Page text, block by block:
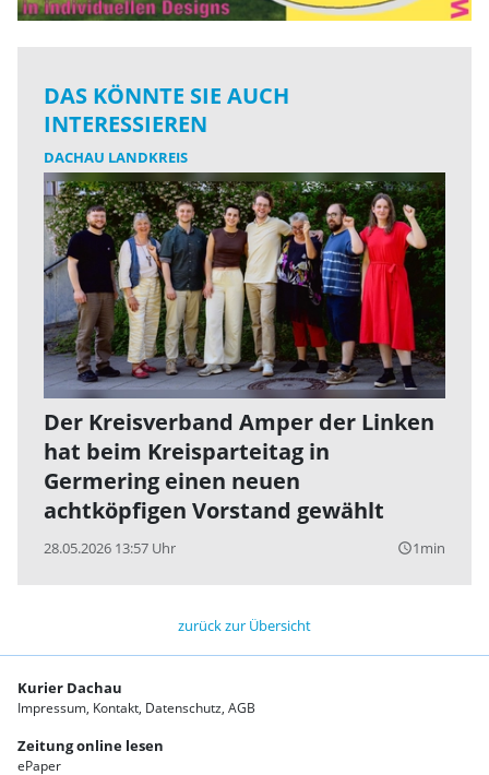
DAS KÖNNTE SIE AUCH
INTERESSIEREN
DACHAU LANDKREIS
Der Kreisverband Amper der Linken
hat beim Kreisparteitag in
Germering einen neuen
achtköpfigen Vorstand gewählt
28.05.2026 13:57 Uhr query_builder1min
zurück zur Übersicht
Kurier Dachau
Impressum Kontakt Datenschutz AGB
Zeitung online lesen
ePaper